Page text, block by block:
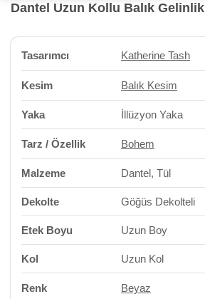
Dantel Uzun Kollu Balık Gelinlik
Tasarımcı Katherine Tash
Kesim Balık Kesim
Yaka İllüzyon Yaka
Tarz / Özellik Bohem
Malzeme Dantel, Tül
Dekolte Göğüs Dekolteli
Etek Boyu Uzun Boy
Kol Uzun Kol
Renk Beyaz